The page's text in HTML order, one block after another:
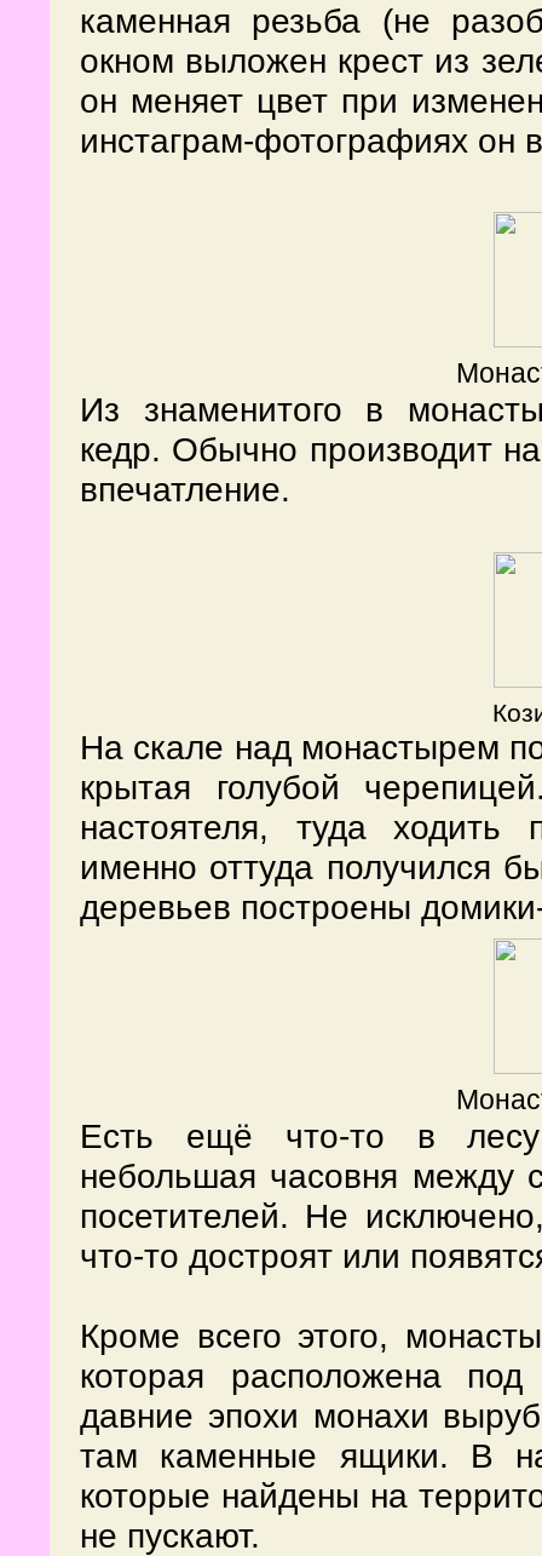
каменная резьба (не
окном выложен крест из
он меняет цвет при
инстаграм-фотографиях он
Из знаменитого в
кедр. Обычно производит
впечатление.
На скале над монастырем
крытая голубой
настоятеля, туда ходить
именно оттуда получился
деревьев построены
Есть ещё что-то в лесу
небольшая часовня между
посетителей. Не
что-то достроят или
Кроме всего этого,
которая расположена
давние эпохи монахи
там каменные ящики. В
которые найдены на
не пускают.